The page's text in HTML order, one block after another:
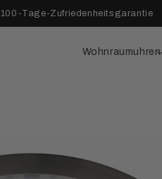
100-Tage-Zufriedenheitsgarantie
Wohnraumuhren